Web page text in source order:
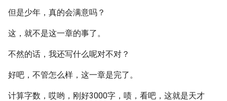
但是少年，真的会满意吗？
这，就不是这一章的事了。
不然的话，我还写什么呢对不对？
好吧，不管怎么样，这一章是完了。
计算字数，哎哟，刚好3000字，啧，看吧，这就是天才